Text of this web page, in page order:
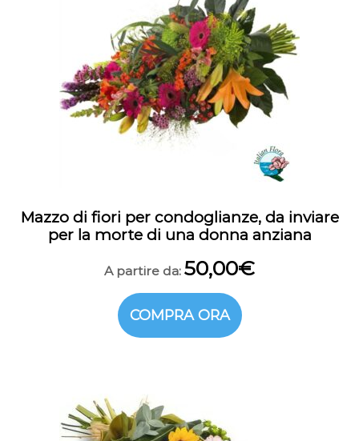
Mazzo di fiori per condoglianze, da inviare
per la morte di una donna anziana
A partire da: 50,00€
COMPRA ORA